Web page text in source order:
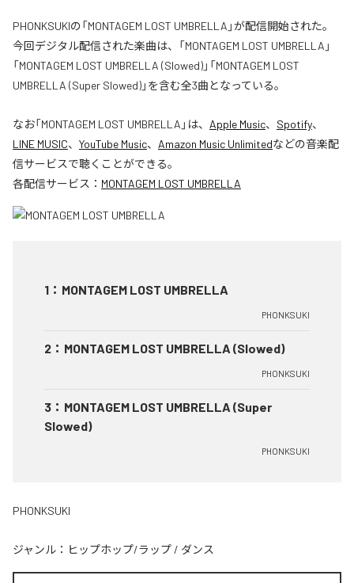
PHONKSUKIの「MONTAGEM LOST UMBRELLA」が配信開始された。
今回デジタル配信された楽曲は、「MONTAGEM LOST UMBRELLA」
「MONTAGEM LOST UMBRELLA (Slowed)」「MONTAGEM LOST
UMBRELLA (Super Slowed)」を含む全3曲となっている。
なお「MONTAGEM LOST UMBRELLA 」は、 Apple Music、 Spotify、
LINE MUSIC、 YouTube Music、 Amazon Music Unlimitedなどの音楽配
信サービスで聴くことができる。
各配信サービス： MONTAGEM LOST UMBRELLA
1 ： MONTAGEM LOST UMBRELLA
PHONKSUKI
2 ： MONTAGEM LOST UMBRELLA (Slowed)
PHONKSUKI
3 ： MONTAGEM LOST UMBRELLA (Super
Slowed)
PHONKSUKI
PHONKSUKI
ジャンル： ヒップホップ/ラップ / ダンス